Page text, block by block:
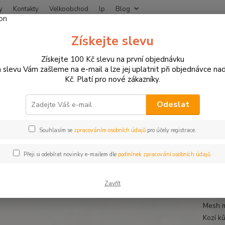
Kontakty Velkoobchod lp Blog
Hledat
Rukavice na motorku Pánské rukavice na motorku
rukavice na motorku
Mesh
Kozí
Získejte slevu
Získejte 100 Kč slevu na první objednávku
slevu Vám zašleme na e-mail a lze jej uplatnit při objednávce
Kč. Platí pro nové zákazníky.
Odeslat
Souhlasím se zpracováním osobních údajů pro účely registrace.
Přeji si odebírat novinky e-mailem dle podmínek zpracování osobních údajů.
Zavřít